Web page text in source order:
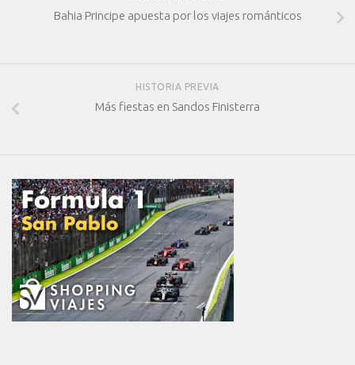
Bahia Principe apuesta por los viajes románticos
HISTORIA PREVIA
Más fiestas en Sandos Finisterra